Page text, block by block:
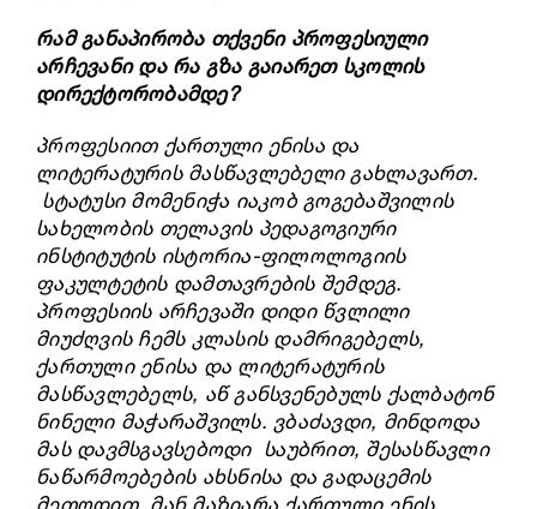
რამ განაპირობა თქვენი პროფესიული
არჩევანი და რა გზა გაიარეთ სკოლის
დირექტორობამდე?
პროფესიით ქართული ენისა და
ლიტერატურის მასწავლებელი გახლავართ.
სტატუსი მომენიჭა იაკობ გოგებაშვილის
სახელობის თელავის პედაგოგიური
ინსტიტუტის ისტორია-ფილოლოგიის
ფაკულტეტის დამთავრების შემდეგ.
პროფესიის არჩევაში დიდი წვლილი
მიუძღვის ჩემს კლასის დამრიგებელს,
ქართული ენისა და ლიტერატურის
მასწავლებელს, აწ განსვენებულს ქალბატონ
ნინელი მაჭარაშვილს. ვბაძავდი, მინდოდა
მას დავმსგავსებოდი საუბრით, შესასწავლი
ნაწარმოებების ახსნისა და გადაცემის
მეთოდით. მან მაზიარა ქართული ენის